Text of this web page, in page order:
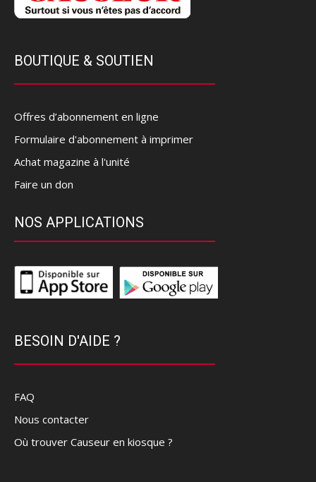
BOUTIQUE & SOUTIEN
Offres d’abonnement en ligne
Formulaire d'abonnement à imprimer
Achat magazine à l'unité
Faire un don
NOS APPLICATIONS
BESOIN D'AIDE ?
FAQ
Nous contacter
Où trouver Causeur en kiosque ?